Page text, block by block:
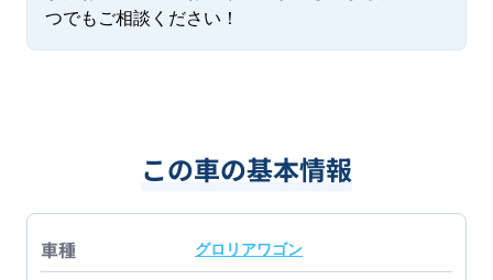
つでもご相談ください！
この車の基本情報
車種 グロリアワゴン